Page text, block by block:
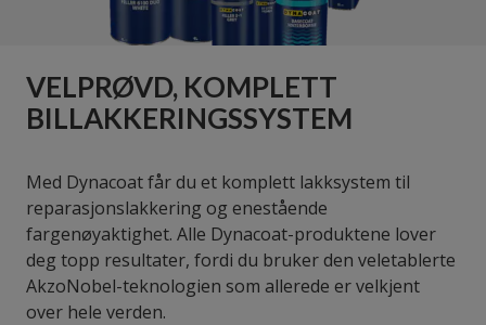
VELPRØVD, KOMPLETT
BILLAKKERINGSSYSTEM
Med Dynacoat får du et komplett lakksystem til
reparasjonslakkering og enestående
fargenøyaktighet. Alle Dynacoat-produktene lover
deg topp resultater, fordi du bruker den veletablerte
AkzoNobel-teknologien som allerede er velkjent
over hele verden.